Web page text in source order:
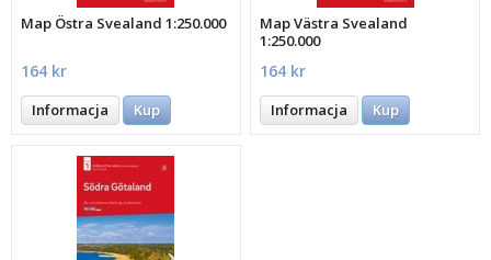
Map Östra Svealand 1:250.000
164 kr
Informacja Kup
Map Västra Svealand
1:250.000
164 kr
Informacja Kup